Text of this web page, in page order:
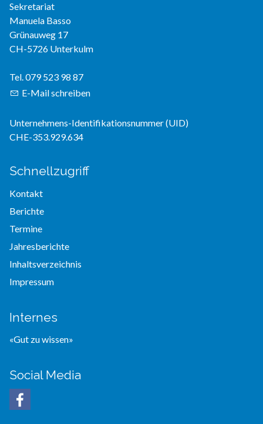
Sekretariat
Manuela Basso
Grünauweg 17
CH-5726 Unterkulm
Tel. 079 523 98 87
E-Mail schreiben
Unternehmens-Identifikationsnummer (UID)
CHE-353.929.634
Schnellzugriff
Kontakt
Berichte
Termine
Jahresberichte
Inhaltsverzeichnis
Impressum
Internes
«Gut zu wissen»
Social Media